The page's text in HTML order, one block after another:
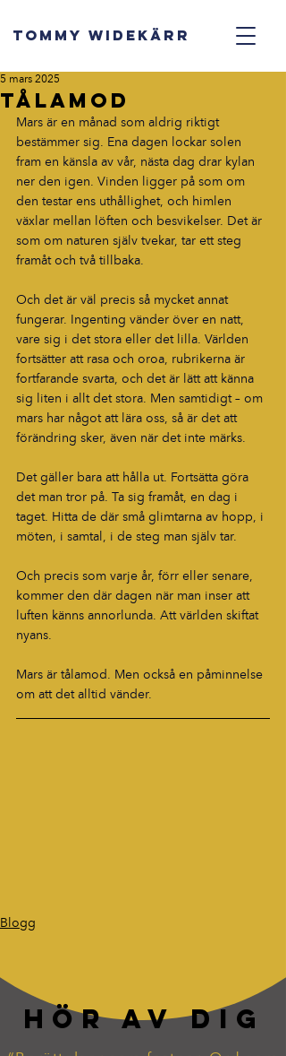
TOMMY WIDEKÄRR
Tålamod
5 mars 2025
Mars är en månad som aldrig riktigt
bestämmer sig. Ena dagen lockar solen
fram en känsla av vår, nästa dag drar kylan
ner den igen. Vinden ligger på som om
den testar ens uthållighet, och himlen
växlar mellan löften och besvikelser. Det är
som om naturen själv tvekar, tar ett steg
framåt och två tillbaka.
Och det är väl precis så mycket annat
fungerar. Ingenting vänder över en natt,
vare sig i det stora eller det lilla. Världen
fortsätter att rasa och oroa, rubrikerna är
fortfarande svarta, och det är lätt att känna
sig liten i allt det stora. Men samtidigt – om
mars har något att lära oss, så är det att
förändring sker, även när det inte märks.
Det gäller bara att hålla ut. Fortsätta göra
det man tror på. Ta sig framåt, en dag i
taget. Hitta de där små glimtarna av hopp, i
möten, i samtal, i de steg man själv tar.
Och precis som varje år, förr eller senare,
kommer den där dagen när man inser att
luften känns annorlunda. Att världen skiftat
nyans.
Mars är tålamod. Men också en påminnelse
om att det alltid vänder.
Blogg
HÖR AV DIG